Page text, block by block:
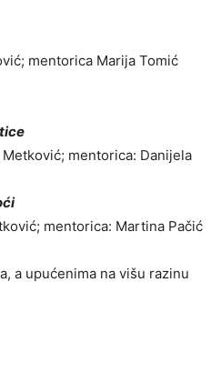
mentorica Marija Tomić
mentorica: Danijela
mentorica: Martina Pačić
a upućenima na višu razinu